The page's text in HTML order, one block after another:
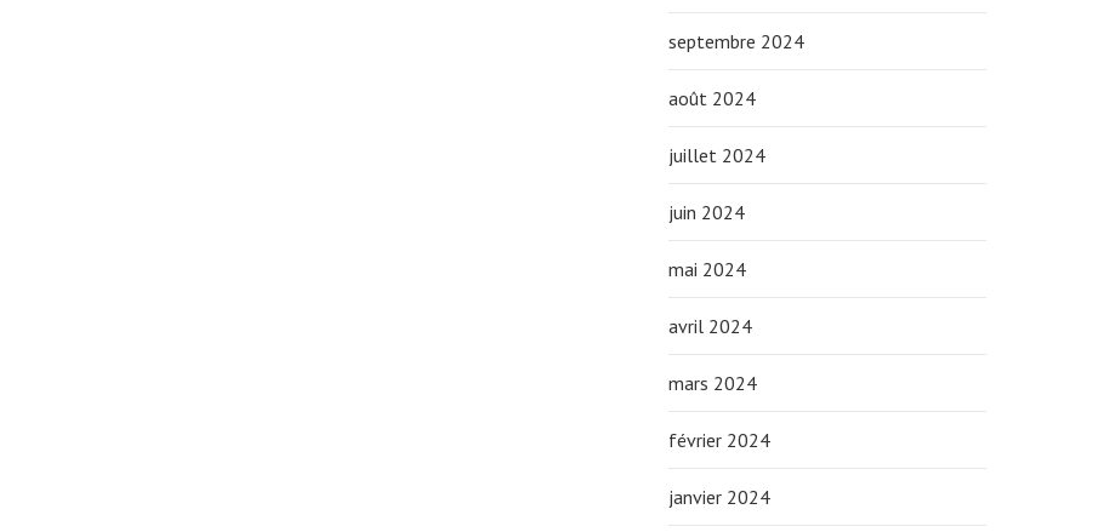
septembre 2024
août 2024
juillet 2024
juin 2024
mai 2024
avril 2024
mars 2024
février 2024
janvier 2024